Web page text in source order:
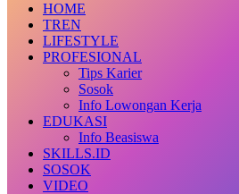
HOME
TREN
LIFESTYLE
PROFESIONAL
Tips Karier
Sosok
Info Lowongan Kerja
EDUKASI
Info Beasiswa
SKILLS.ID
SOSOK
VIDEO